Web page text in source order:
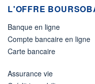
L'OFFRE
Banque en ligne
Compte bancaire en ligne
Carte bancaire
Assurance vie